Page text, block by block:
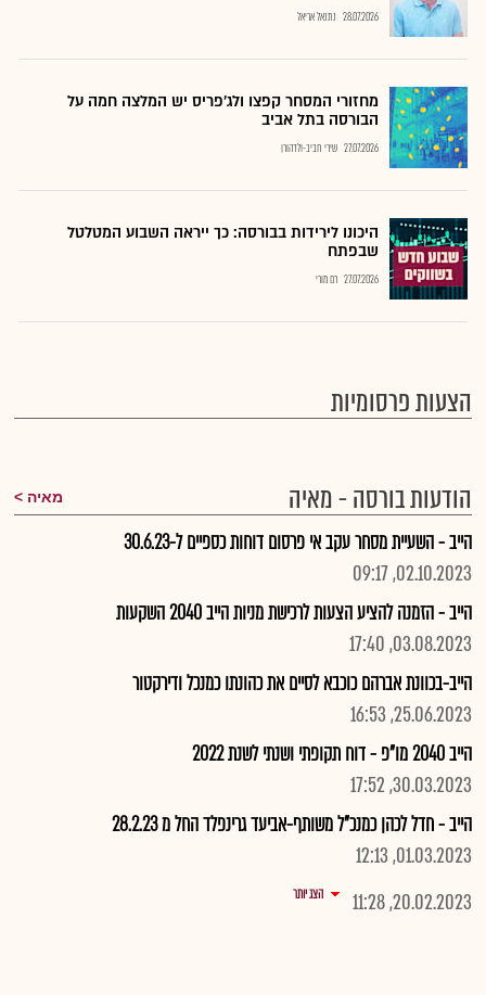
28.07.2026 נתנאל אריאל
מחזורי המסחר קפצו ולג'פריס יש המלצה חמה על
הבורסה בתל אביב
27.07.2026 שירי חביב-ולדהורן
היכונו לירידות בבורסה: כך ייראה השבוע המטלטל
שבפתח
27.07.2026 רם מורי
הצעות פרסומיות
הודעות בורסה - מאיה מאיה
הייב - השעיית מסחר עקב אי פרסום דוחות כספיים ל-30.6.23
02.10.2023, 09:17
הייב - הזמנה להציע הצעות לרכישת מניות הייב 2040 השקעות
03.08.2023, 17:40
הייב-בכוונת אברהם כוכבא לסיים את כהונתו כמנכל ודירקטור
25.06.2023, 16:53
הייב 2040 מו"פ - דוח תקופתי ושנתי לשנת 2022
30.03.2023, 17:52
הייב - חדל לכהן כמנכ"ל משותף-אביעד גרינפלד החל מ 28.2.23
01.03.2023, 12:13
20.02.2023, 11:28
הצג יותר